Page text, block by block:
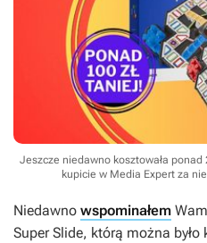
Jeszcze niedawno kosztowała ponad
kupicie w Media Expert za
Niedawno wspominałem
Super Slide, którą można